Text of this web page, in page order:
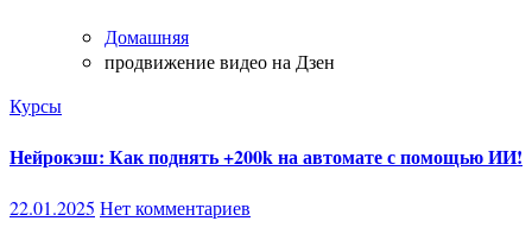
Домашняя
продвижение видео на Дзен
Курсы
Нейрокэш: Как поднять +200k на автомате с помощью ИИ!
22.01.2025 Нет комментариев